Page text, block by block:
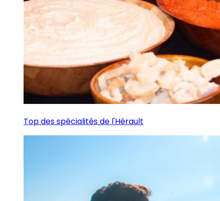
Top des spécialités de l'Hérault